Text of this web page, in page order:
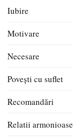
Iubire
Motivare
Necesare
Povești cu suflet
Recomandări
Relatii armonioase